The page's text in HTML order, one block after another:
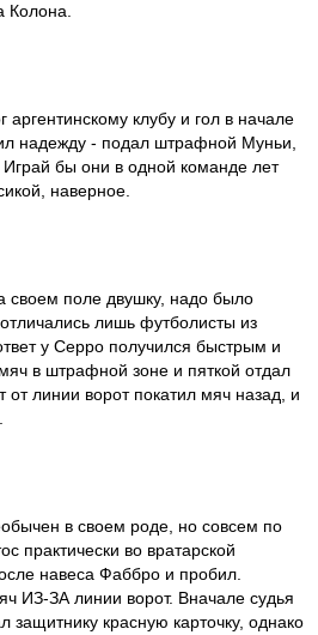
Колона.
аргентинскому клубу и гол в начале
надежду - подал штрафной Муньи,
Играй бы они в одной команде лет
наверное.
своем поле двушку, надо было
лишь футболисты из
у Серро получился быстрым и
в штрафной зоне и пяткой отдал
от линии ворот покатил мяч назад, и
в своем роде, но совсем по
практически во вратарской
навеса Фаббро и пробил.
ИЗ-ЗА линии ворот. Вначале судья
защитнику красную карточку, однако